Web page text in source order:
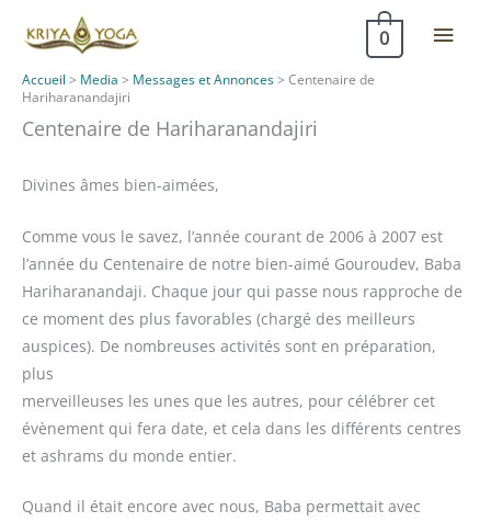
0
Accueil > Media > Messages et Annonces> Centenaire de
Hariharanandajiri
Centenaire de Hariharanandajiri
Divines âmes bien-aimées,
Comme vous le savez, l’année courant de 2006 à 2007 est
l’année du Centenaire de notre bien-aimé Gouroudev, Baba
Hariharanandaji. Chaque jour qui passe nous rapproche de
ce moment des plus favorables (chargé des meilleurs
auspices). De nombreuses activités sont en préparation,
plus
merveilleuses les unes que les autres, pour célébrer cet
évènement qui fera date, et cela dans les différents centres
et ashrams du monde entier.
Quand il était encore avec nous, Baba permettait avec